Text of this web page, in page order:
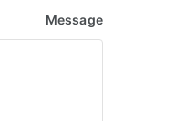
Message